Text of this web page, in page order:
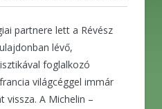
partnere lett a Révész
lévő,
foglalkozó
világcéggel immár
vissza. A Michelin –